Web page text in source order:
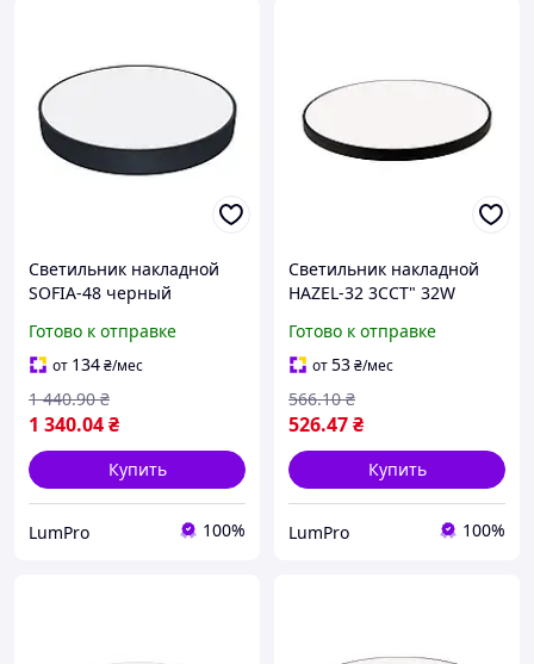
Светильник накладной
SOFIA-48 черный
Готово к отправке
от 134₴/мес
1 340.04₴
1 440.90 ₴
Купить
LumPro 100%
Светильник накладной
HAZEL-32 3CCT" 32W
Готово к отправке
от53₴/мес
526.47₴
566.10 ₴
Купить
LumPro 100%